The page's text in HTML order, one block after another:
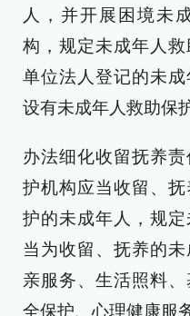
人，并开展困境未
构，规定未成年人
单位法人登记的未成
设有未成年人救助保
办法细化收留抚养
护机构应当收留、
护的未成年人，规
当为收留、抚养的
亲服务、生活照料
全保护、心理健康服